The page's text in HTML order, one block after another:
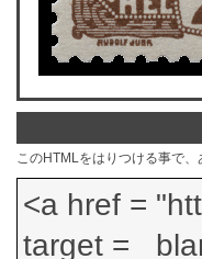
このHTMLをはりつける事で